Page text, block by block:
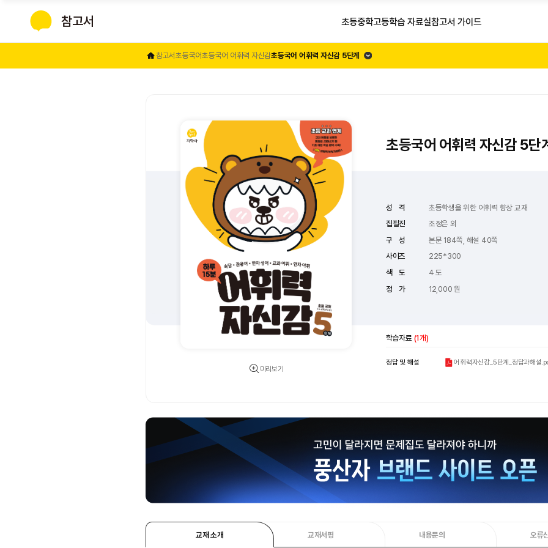
지학사
참고서 초등중학고등학습 자료실참고서 가이드
참고서초등국어초등국어 어휘력 자신감초등국어 어휘력 자신감 5단계
미리보기
초등국어 어휘력 자신감 5단
성 격
초등학생을 위한 어휘력 향상 교재
집필진
조정은 외
구 성
본문 184쪽, 해설 40쪽
사이즈
225*300
색 도
4 도
정 가
12,000 원
학습자료 (1개)
정답 및 해설 어휘력자신감_5단계_정답과해설
교재 소개 교재서평 내용문의 오류